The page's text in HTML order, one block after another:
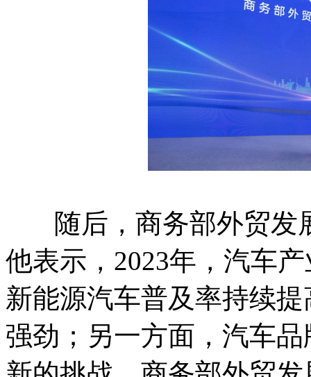
随后，商务部外贸发
他表示，2023年，汽车
新能源汽车普及率持续
强劲；另一方面，汽车